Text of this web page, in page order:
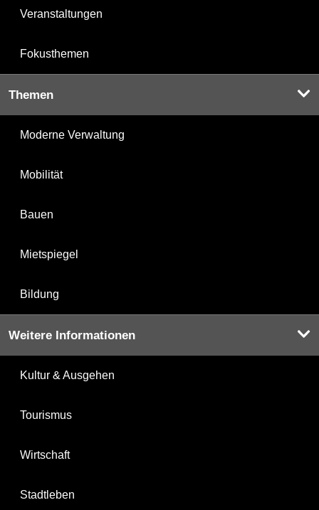
Veranstaltungen
Fokusthemen
Themen
Moderne Verwaltung
Mobilität
Bauen
Mietspiegel
Bildung
Weitere Informationen
Kultur & Ausgehen
Tourismus
Wirtschaft
Stadtleben